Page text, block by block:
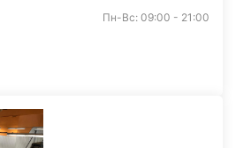
Пн-Вс: 09:00 - 21:00